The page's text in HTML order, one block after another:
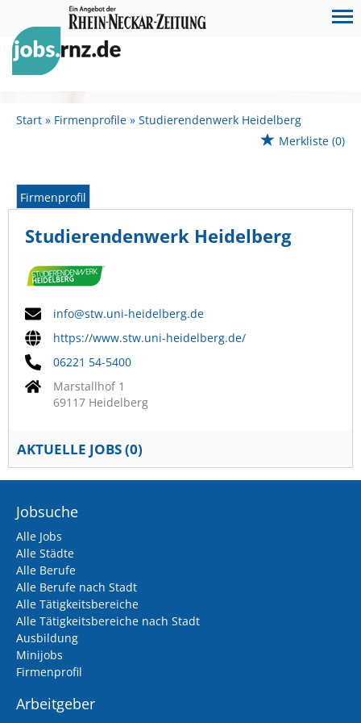
Start Firmenprofile
Studierendenwerk Heidelberg
Merkliste (0)
Firmenprofil
Studierendenwerk Heidelberg
info@stw.uni-heidelberg.de
https://www.stw.uni-heidelberg.de/
06221 54-5400
Marstallhof 1
69117 Heidelberg
AKTUELLE JOBS (0)
Jobsuche
Alle Jobs
Alle Städte
Alle Berufe
Alle Berufe nach Stadt
Alle Tätigkeitsbereiche
Alle Tätigkeitsbereiche nach Stadt
Ausbildung
Minijobs
Firmenprofil
Arbeitgeber